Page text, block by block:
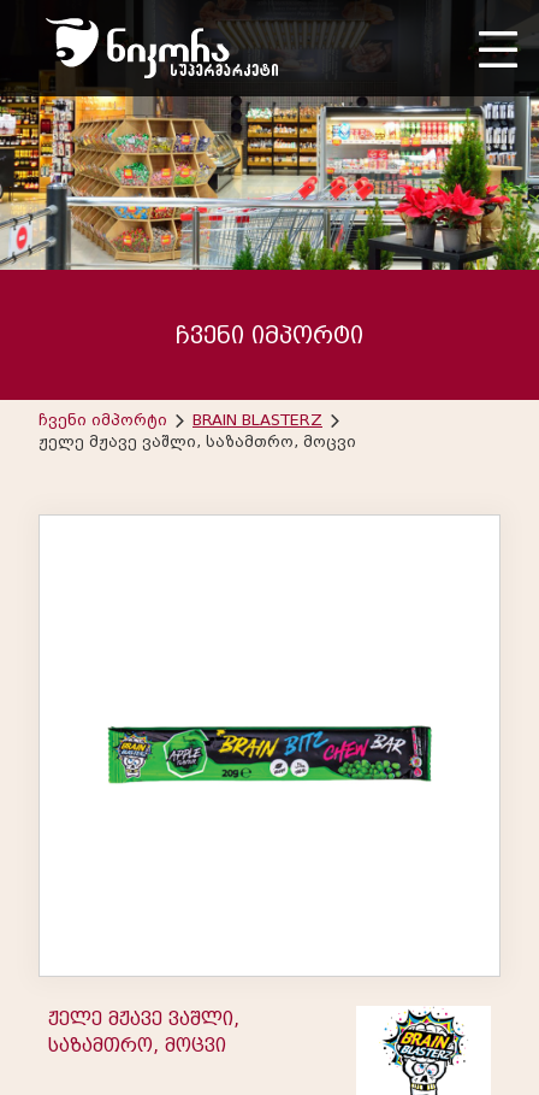
ჩვენი იმპორტი
ჩვენი იმპორტი
BRAIN BLASTERZ
ჟელე მჟავე ვაშლი, საზამთრო, მოცვი
ჟელე მჟავე ვაშლი,
საზამთრო, მოცვი